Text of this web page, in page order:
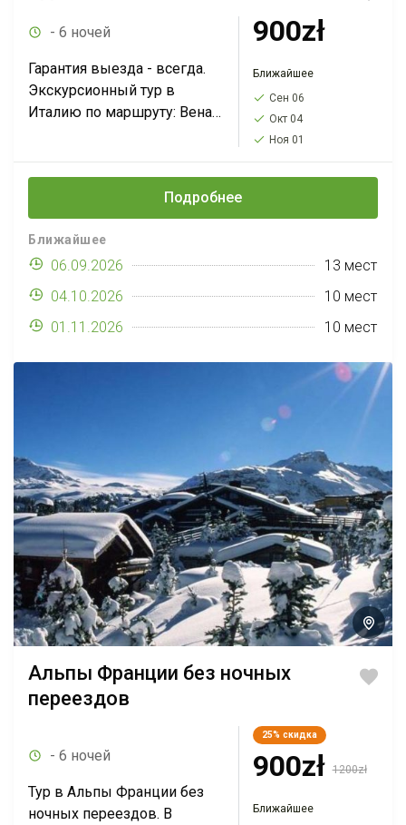
- 6 ночей
Гарантия выезда - всегда.
Экскурсионный тур в
Италию по маршруту: Вена-
Ватикан-Венеция-Брно*-
Краков*. Тур на 7 дней с
выездами по воскресеньям
за 900 PLN. Вы увидите
'золотой...
900zł
Ближайшее
Сен 06
Окт 04
Ноя 01
Подробнее
Ближайшее
06.09.2026
13 мест
04.10.2026
10 мест
01.11.2026
10 мест
Альпы Франции без ночных
переездов
- 6 ночей
Тур в Альпы Франции без
ночных переездов. В
25% скидка
900zł 1200zł
Ближайшее